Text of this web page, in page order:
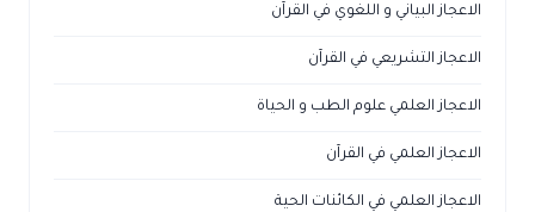
الاعجاز البياني و اللغوي في القرآن
الاعجاز التشريعي في القرآن
الاعجاز العلمي علوم الطب و الحياة
الاعجاز العلمي في القرآن
الاعجاز العلمي في الكائنات الحية